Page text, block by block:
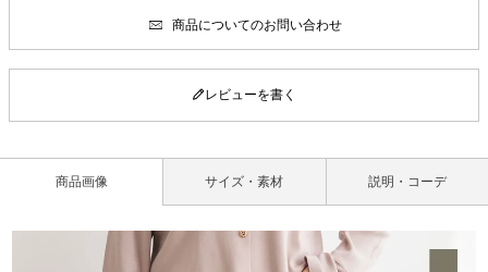
商品についてのお問い合わせ
レビューを書く
商品画像 サイズ・素材 説明・コーデ